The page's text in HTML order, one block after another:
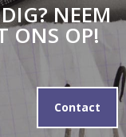
NEEM
ONS OP!
Contact